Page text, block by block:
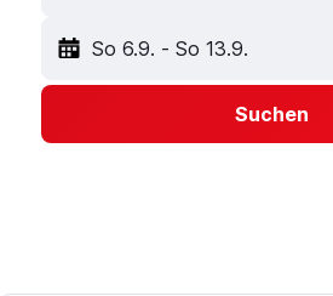
So 6.9. - So 13.9.
Suchen